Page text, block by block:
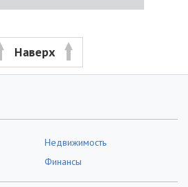
Наверх
Недвижимость
Финансы